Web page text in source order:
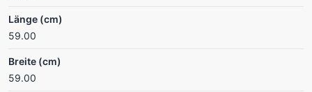
Länge (cm)
59.00
Breite (cm)
59.00